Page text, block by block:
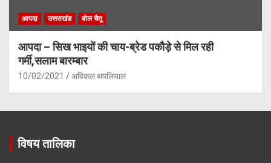
आपदा उत्तराखंड बोल चैतू
आपदा – सिख भाइयों की चाय-ब्रेड पकौड़े से मिल रही
गर्मी,सलाम बारम्बार
10/02/2021 अविकल थपलियाल
विषय तालिका